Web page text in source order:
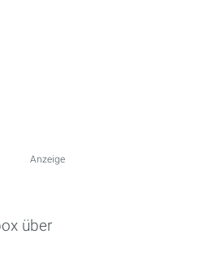
Anzeige
über